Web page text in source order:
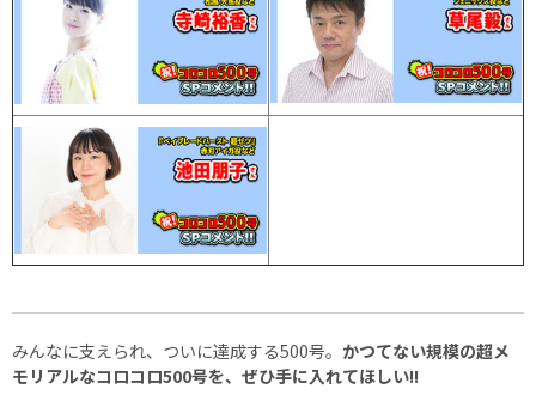
みんなに支えられ、ついに達成する500号。 かつてない規模の超メ
モリアルなコロコロ500号を、ぜひ手に入れてほしい!!